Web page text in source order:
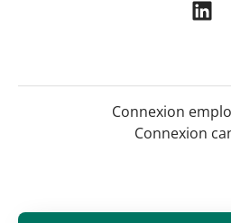
Connexion
Connexion